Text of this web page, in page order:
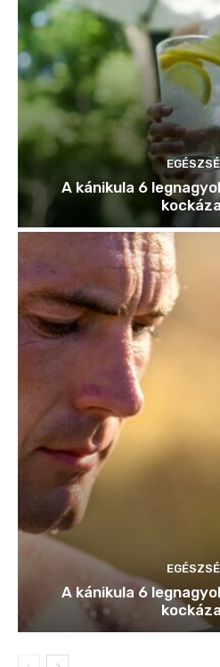
A kánikula 6
A kánikula 6